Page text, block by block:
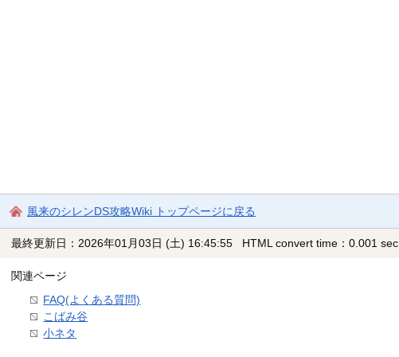
風来のシレンDS攻略Wiki トップページに戻る
最終更新日：2026年01月03日 (土) 16:45:55 HTML convert time：0.001 sec.
関連ページ
FAQ(よくある質問)
こばみ谷
小ネタ